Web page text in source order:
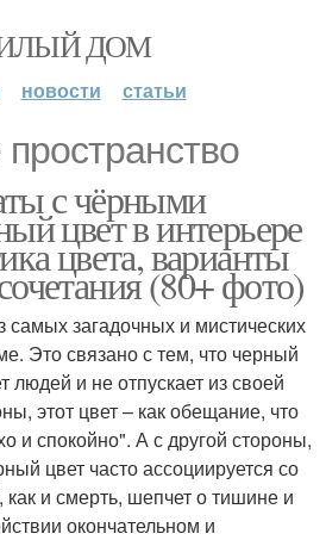
ДОМ
новости статьи
с чёрными
цвет в интерьере
цвета, варианты
(80+ фото)
загадочных и мистических
Это связано с тем, что черный
людей и не отпускает из своей
этот цвет – как обещание, что
и спокойно". А с другой стороны,
цвет часто ассоциируется со
и смерть, шепчет о тишине и
окончательном и